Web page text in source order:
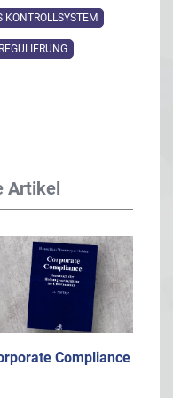
KONTROLLSYSTEM
Artikel
Compliance